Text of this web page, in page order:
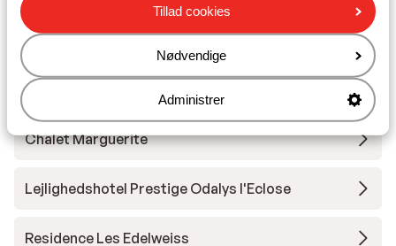
Tillad cookies
Nødvendige
Administrer
Residence le Claret I & II
Residence Prestige Phoenix A
Chalet Marguerite
Lejlighedshotel Prestige Odalys l'Eclose
Residence Les Edelweiss